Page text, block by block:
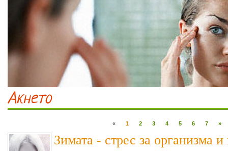
Акнето
« 1 2 3 4 5 6 7 »
Зимата - стрес за организма